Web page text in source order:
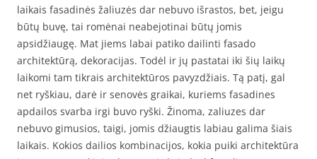
laikais fasadinės žaliuzės dar nebuvo išrastos, bet, jeigu
būtų buvę, tai romėnai neabejotinai būtų jomis
apsidžiaugę. Mat jiems labai patiko dailinti fasado
architektūrą, dekoracijas. Todėl ir jų pastatai iki šių laikų
laikomi tam tikrais architektūros pavyzdžiais. Tą patį, gal
net ryškiau, darė ir senovės graikai, kuriems fasadines
apdailos svarba irgi buvo ryški. Žinoma, zaliuzes dar
nebuvo gimusios, taigi, jomis džiaugtis labiau galima šiais
laikais. Kokios dailios kombinacijos, kokia puiki architektūra